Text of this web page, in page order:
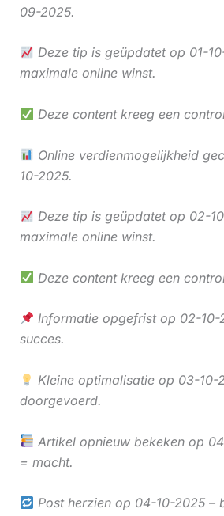
09-2025.
Deze tip is geüpdatet op 01-
maximale online winst.
Deze content kreeg een
Online verdienmogelijkheid
10-2025.
Deze tip is geüpdatet op 02-
maximale online winst.
Deze content kreeg een
Informatie opgefrist op 02-
succes.
Kleine optimalisatie op 03-10-
doorgevoerd.
Artikel opnieuw bekeken op
= macht.
Post herzien op 04-10-2025 –